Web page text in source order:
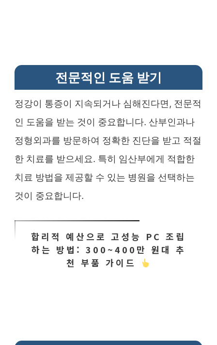
전문적인 도움 받기
정강이 통증이 지속되거나 심해진다면, 전문적
인 도움을 받는 것이 중요합니다. 산부인과나
정형외과를 방문하여 정확한 진단을 받고 적절
한 치료를 받으세요. 특히 임산부에게 적합한
치료 방법을 제공할 수 있는 병원을 선택하는
것이 중요합니다.
합리적 예산으로 고성능 PC 조립
하는 방법: 300~400만 원대 추
천 부품 가이드